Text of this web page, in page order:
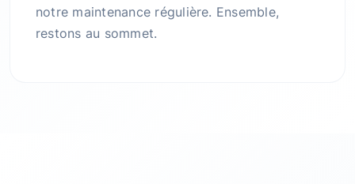
notre maintenance régulière. Ensemble,
restons au sommet.